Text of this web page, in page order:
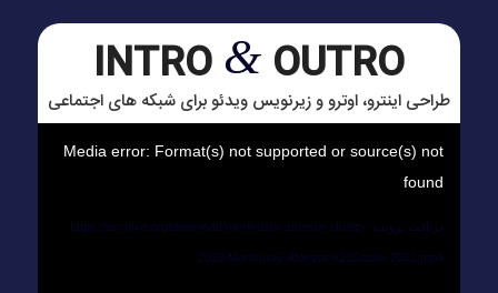
INTRO & OUTRO
طراحی اینترو، اوترو و زیرنویس ویدئو برای شبکه های اجتماعی
Media error: Format(s) not supported or source(s) not
found
دریافت پرونده: https://archive.org/download/meritrusts-afdesta-studio-
2023/Meritrusts-Afdesta%20Studio-2023.mp4